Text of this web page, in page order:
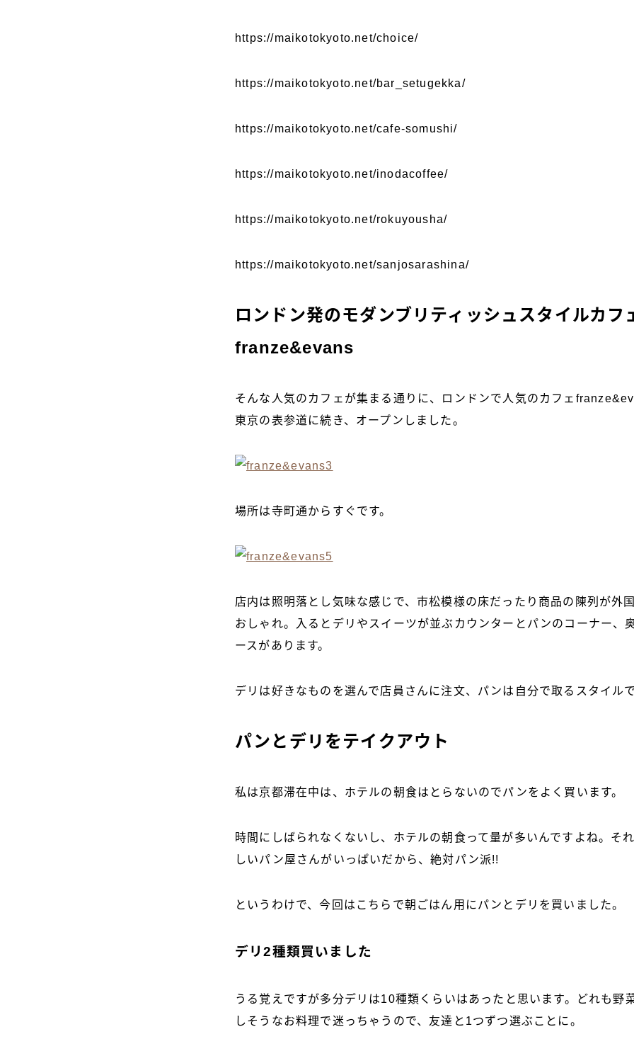
https://maikotokyoto.net/choice/
https://maikotokyoto.net/bar_setugekka/
https://maikotokyoto.net/cafe-somushi/
https://maikotokyoto.net/inodacoffee/
https://maikotokyoto.net/rokuyousha/
https://maikotokyoto.net/sanjosarashina/
ロンドン発のモダンブリティッシュスタイルカフ
franze&evans
そんな人気のカフェが集まる通りに、ロンドンで人気のカフェ
東京の表参道に続き、オープンしました。
場所は寺町通からすぐです。
店内は照明落とし気味な感じで、市松模様の床だったり商品の陳列が外
おしゃれ。入るとデリやスイーツが並ぶカウンターとパンのコーナー、
ースがあります。
デリは好きなものを選んで店員さんに注文、パンは自分で取るスタイルで
パンとデリをテイクアウト
私は京都滞在中は、ホテルの朝食はとらないのでパンをよく買います。
時間にしばられなくないし、ホテルの朝食って量が多いんですよね。そ
しいパン屋さんがいっぱいだから、絶対パン派!!
というわけで、今回はこちらで朝ごはん用にパンとデリを買いました。
デリ2種類買いました
うる覚えですが多分デリは10種類くらいはあったと思います。どれも野
しそうなお料理で迷っちゃうので、友達と1つずつ選ぶことに。